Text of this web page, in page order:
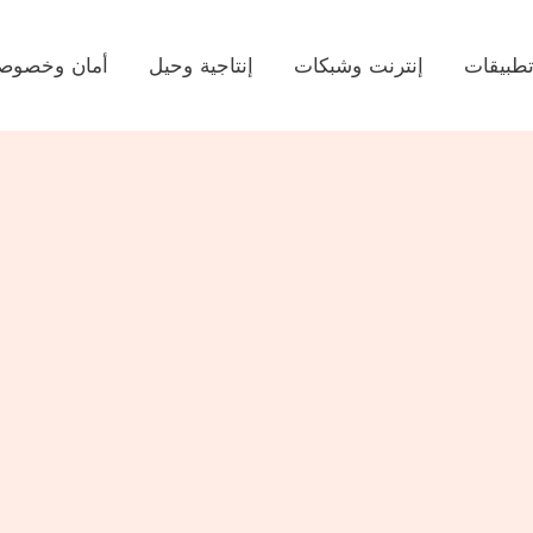
أمان إنتاجية وحيل إنترنت وشبكات